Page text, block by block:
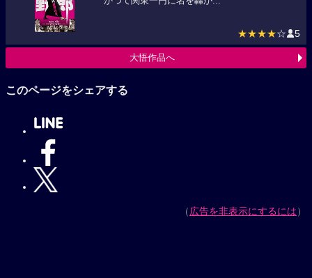
★★★★☆ 5
大悟作品へ
このページをシェアする
（広告を非表示にするには）